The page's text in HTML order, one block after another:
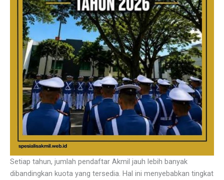
Setiap tahun, jumlah pendaftar Akmil jauh lebih banyak
dibandingkan kuota yang tersedia. Hal ini menyebabkan tingkat